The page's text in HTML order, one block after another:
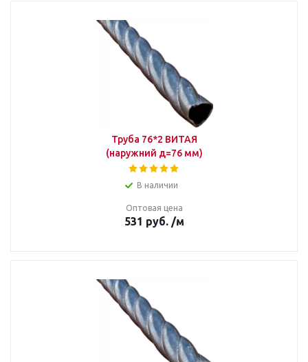
Труба 76*2 ВИТАЯ
(наружний д=76 мм)
В наличии
Оптовая цена
531 руб. /м